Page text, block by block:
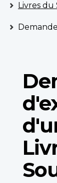
Livres
Demande